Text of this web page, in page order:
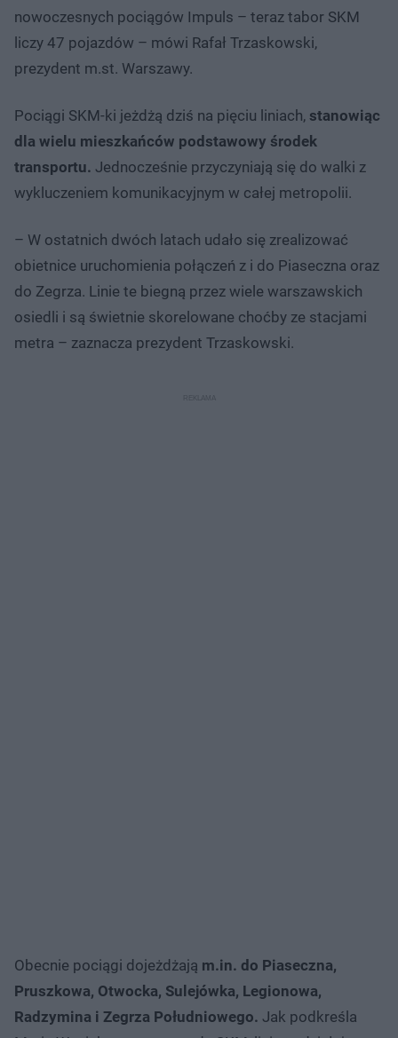
nowoczesnych pociągów Impuls – teraz tabor SKM
liczy 47 pojazdów – mówi Rafał Trzaskowski,
prezydent m.st. Warszawy.
Pociągi SKM-ki jeżdżą dziś na pięciu liniach, stanowiąc
dla wielu mieszkańców podstawowy środek
transportu. Jednocześnie przyczyniają się do walki z
wykluczeniem komunikacyjnym w całej metropolii.
– W ostatnich dwóch latach udało się zrealizować
obietnice uruchomienia połączeń z i do Piaseczna oraz
do Zegrza. Linie te biegną przez wiele warszawskich
osiedli i są świetnie skorelowane choćby ze stacjami
metra – zaznacza prezydent Trzaskowski.
Obecnie pociągi dojeżdżają m.in. do Piaseczna,
Pruszkowa, Otwocka, Sulejówka, Legionowa,
Radzymina i Zegrza Południowego. Jak podkreśla